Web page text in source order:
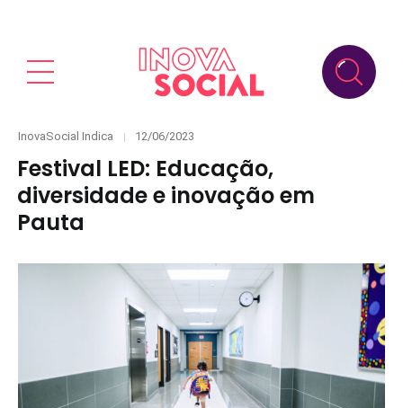
Categories
InovaSocial Indica
Posted
12/06/2023
Festival LED: Educação,
diversidade e inovação em
Pauta